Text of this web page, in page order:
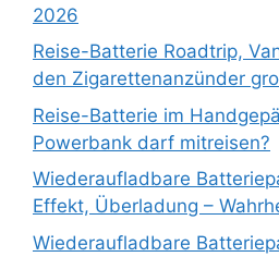
2026
Reise-Batterie Roadtrip,
den Zigarettenanzünder
Reise-Batterie im
Powerbank darf mitreisen?
Wiederaufladbare
Effekt, Überladung –
Wiederaufladbare